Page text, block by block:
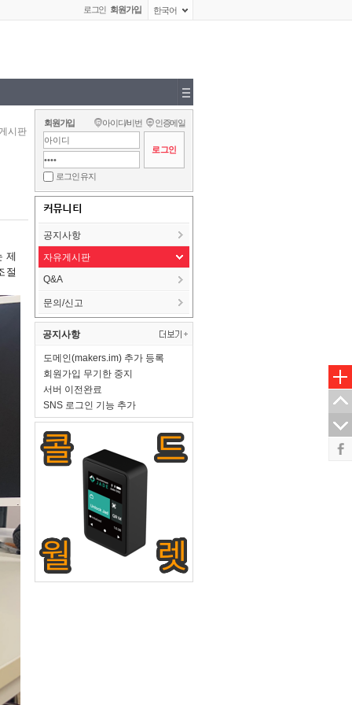
로그인 회원가입 한국어
시판
제
절
회원가입 아이디/비번 인증메일
로그인 유지
커뮤니티
공지사항
자유게시판
Q&A
문의/신고
공지사항
도메인(makers.im) 추가 등록
회원가입 무기한 중지
서버 이전완료
SNS 로그인 기능 추가